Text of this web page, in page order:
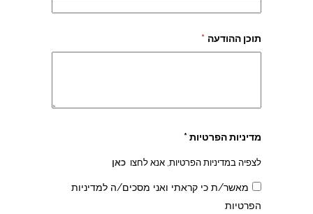
תוכן ההודעה *
מדיניות הפרטיות *
לצפיה במדיניות הפרטיות, אנא לחצו כאן
מאשר/ת כי קראתי ואני מסכים/ה למדיניות
הפרטיות